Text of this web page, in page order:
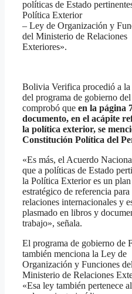
políticas de Estado
Política Exterior
– Ley de Organización y
del Ministerio de Relaciones
Exteriores».
Bolivia Verifica procedió a la
del programa de gobierno
comprobó que en la página
documento, en el acápite
la política exterior, se
Constitución Política del
«Es más, el Acuerdo
que a políticas de Estado
la Política Exterior es un plan
estratégico de referencia para
relaciones internacionales y
plasmado en libros y
trabajo», señala.
El programa de gobierno de
también menciona la Ley de
Organización y Funciones del
Ministerio de Relaciones
«Esa ley también pertenece al